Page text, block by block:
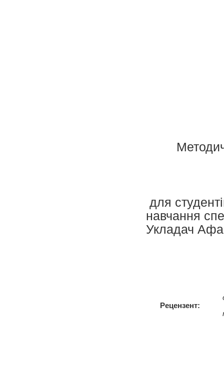
для
навчання
Укладач
Рецензент: